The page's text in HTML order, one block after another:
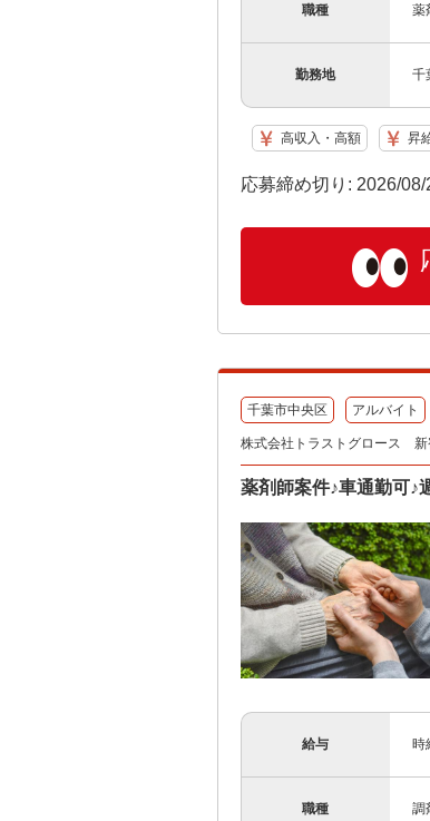
職種 薬
勤務地 千
高収入・高額 昇
応募締め切り: 2026/
千葉市中央区 アルバイト
株式会社トラストグロース
薬剤師案件♪車通勤可♪
給与 時
職種 調